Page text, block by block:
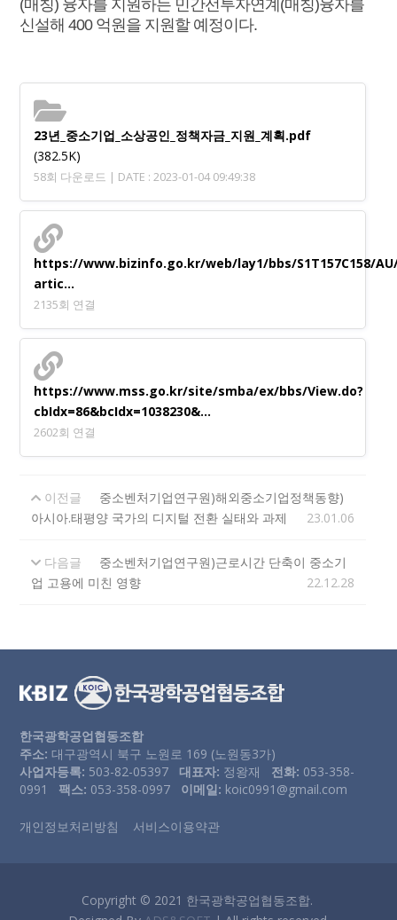
(매칭) 융자를 지원하는 민간선투자연계(매칭)융자를
신설해 400 억원을 지원할 예정이다.
23년_중소기업_소상공인_정책자금_지원_계획.pdf
(382.5K)
58회 다운로드 | DATE : 2023-01-04 09:49:38
https://www.bizinfo.go.kr/web/lay1/bbs/S1T157C158/
artic…
2135회 연결
https://www.mss.go.kr/site/smba/ex/bbs/View.do?
cbIdx=86&bcIdx=1038230&…
2602회 연결
이전글
중소벤처기업연구원)해외중소기업정책동향)
아시아.태평양 국가의 디지털 전환 실태와 과제
23.01.06
다음글
중소벤처기업연구원)근로시간 단축이 중소기
업 고용에 미친 영향
22.12.28
한국광학공업협동조합
주소: 대구광역시 북구 노원로 169 (노원동3가)
사업자등록: 503-82-05397 대표자: 정왕재 전화: 053-358-
0991
팩스: 053-358-0997 이메일: koic0991@gmail.com
개인정보처리방침 서비스이용약관
Copyright © 2021 한국광학공업협동조합.